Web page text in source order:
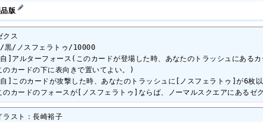
版
クス
黒/ノスフェラトゥ/10000
]アルターフォース(このカードが登場した時、あなたのトラッシュにある
のカードの下に表向きで置いてよい。)
]このカードが攻撃した時、あなたのトラッシュに[ノスフェラトゥ]が6枚以
のカードのフォースが[ノスフェラトゥ]ならば、ノーマルスクエアにあるゼ
ラスト：長崎裕子